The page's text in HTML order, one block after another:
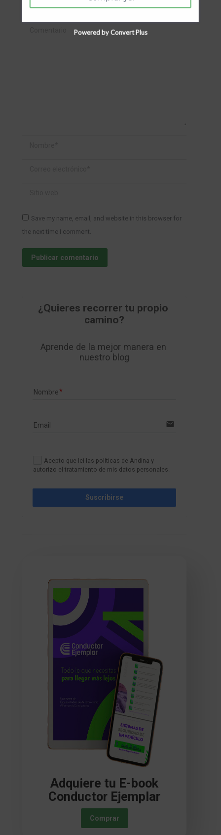
campos requeridos están marcados*
Save my name, email, and website in this browser for
the next time I comment.
Publicar comentario
¿Quieres recorrer tu propio
camino?
Aprende de la mejor manera en
nuestro blog
Nombre
Email email
Acepto que leí las políticas de Andina y
autorizo el tratamiento de mis datos personales.
Suscribirse
Adquiere tu E-book
Conductor Ejemplar
Comprar
Powered by Convert Plus